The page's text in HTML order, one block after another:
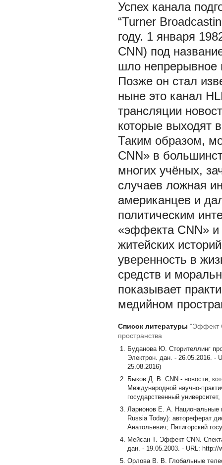
Успех канала
“Turner
году. 1 января
CNN) под
шло непрерывное
Позже он стал
ныне это канал
трансляции
которые выходят
Таким образом,
CNN» в
многих учёных,
случаев ложная
американцев и
политическим
«эффекта CNN» и
житейских
уверенность в
средств и
показывает
медийном
Список литературы "Эффект
пространства
Буданова Ю. Сторителлинг
Электрон. дан. - 26.05.2016. -
25.08.2016)
Быков Д. В. CNN - новости,
Международной научно-
государственный
Ларионов Е. А. Национальные
Russia Today): автореферат
Анатольевич; Пятигорский
Мейсан Т. Эффект CNN.
дан. - 19.05.2003. - URL: http://
Орлова В. В. Глобальные